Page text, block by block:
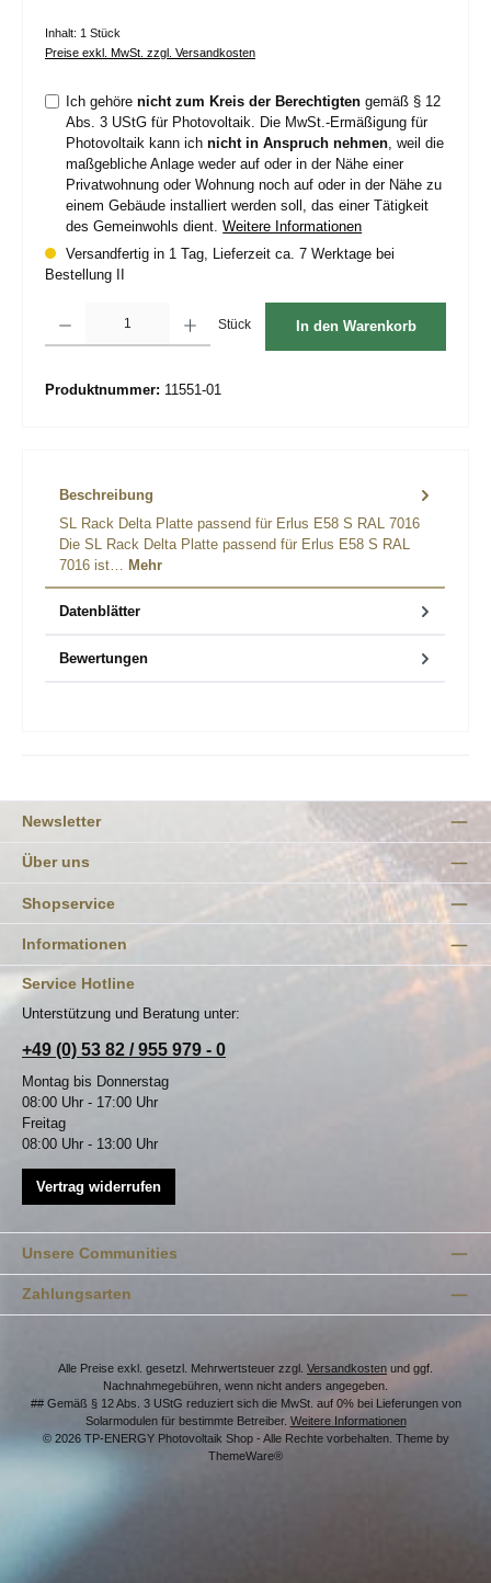
Inhalt: 1 Stück
Preise exkl. MwSt. zzgl. Versandkosten
Ich gehörenicht zum Kreis der Berechtigten gemäß § 12
Abs. 3 UStG für Photovoltaik. Die MwSt.-Ermäßigung für
Photovoltaik kann ichnicht in Anspruch nehmen , weil die
maßgebliche Anlage weder auf oder in der Nähe einer
Privatwohnung oder Wohnung noch auf oder in der Nähe zu
einem Gebäude installiert werden soll, das einer Tätigkeit
des Gemeinwohls dient.Weitere Informationen
Versandfertig in 1 Tag, Lieferzeit ca. 7 Werktage bei
Bestellung II
Stück In den Warenkorb
Produktnummer: 11551-01
Beschreibung
SL Rack Delta Platte passend für Erlus E58 S RAL 7016
Die SL Rack Delta Platte passend für Erlus E58 S RAL
7016 ist… Mehr
Datenblätter
Bewertungen
Newsletter
Über uns
Shopservice
Informationen
Service Hotline
Unterstützung und Beratung unter:
+49 (0) 53 82 / 955 979 - 0
Montag bis Donnerstag
08:00 Uhr - 17:00 Uhr
Freitag
08:00 Uhr - 13:00 Uhr
Vertrag widerrufen
Unsere Communities
Zahlungsarten
Alle Preise exkl. gesetzl. Mehrwertsteuer zzgl. Versandkosten und ggf.
Nachnahmegebühren, wenn nicht anders angegeben.
## Gemäß § 12 Abs. 3 UStG reduziert sich die MwSt. auf 0% bei Lieferungen von
Solarmodulen für bestimmte Betreiber. Weitere Informationen
© 2026 TP-ENERGY Photovoltaik Shop - Alle Rechte vorbehalten. Theme by
ThemeWare®